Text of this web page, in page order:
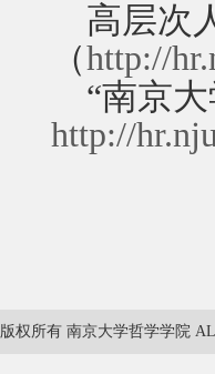
高层次
（http://
“南京大
http://
版权所有 南京大学哲学学院